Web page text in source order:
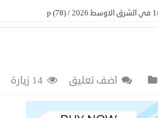
/
p (78)
اضف تعليق 14 زيارة